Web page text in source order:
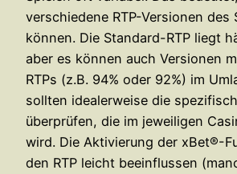
verschiedene RTP-Versionen des
können. Die Standard-RTP liegt
aber es können auch Versionen
RTPs (z.B. 94% oder 92%) im
sollten idealerweise die
überprüfen, die im jeweiligen
wird. Die Aktivierung der xBet®-
den RTP leicht beeinflussen